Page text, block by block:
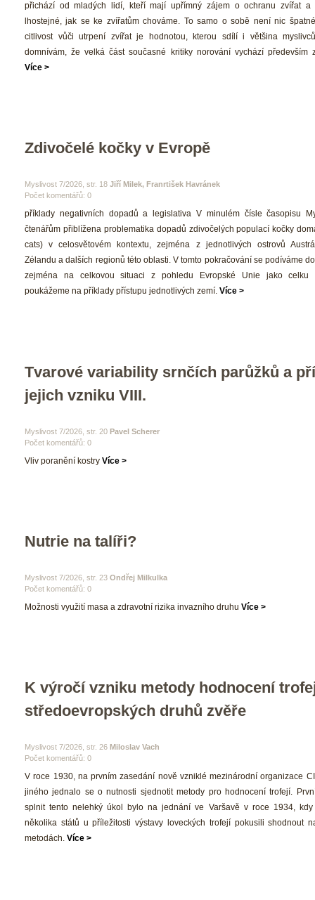
přichází od mladých lidí, kteří mají upřímný zájem o ochranu zvířat a
lhostejné, jak se ke zvířatům chováme. To samo o sobě není nic
citlivost vůči utrpení zvířat je hodnotou, kterou sdílí i většina
domnívám, že velká část současné kritiky norování vychází především
Více >
Zdivočelé kočky v Evropě
Myslivost 7/2026, str. 18 Jiří Milek, Franrtišek Havránek
Počet komentářů: 0
příklady negativních dopadů a legislativa V minulém čísle časopisu
čtenářům přiblížena problematika dopadů zdivočelých populací kočky
cats) v celosvětovém kontextu, zejména z jednotlivých ostrovů
Zélandu a dalších regionů této oblasti. V tomto pokračování se podíváme
zejména na celkovou situaci z pohledu Evropské Unie jako celku
poukážeme na příklady přístupu jednotlivých zemí. Více >
Tvarové variability srnčích parůžků a
jejich vzniku VIII.
Myslivost 7/2026, str. 20 Pavel Scherer
Počet komentářů: 0
Vliv poranění kostry Více >
Nutrie na talíři?
Myslivost 7/2026, str. 23 Ondřej Milkulka
Počet komentářů: 0
Možnosti využití masa a zdravotní rizika invazního druhu Více >
K výročí vzniku metody hodnocení
tředoevropských druhů zvěře
Myslivost 7/2026, str. 26 Miloslav Vach
Počet komentářů: 0
V roce 1930, na prvním zasedání nově vzniklé mezinárodní organizace
jiného jednalo se o nutnosti sjednotit metody pro hodnocení trofejí.
plnit tento nelehký úkol bylo na jednání ve Varšavě v roce 1934, kdy
několika států u příležitosti výstavy loveckých trofejí pokusili shodnout
metodách. Více >